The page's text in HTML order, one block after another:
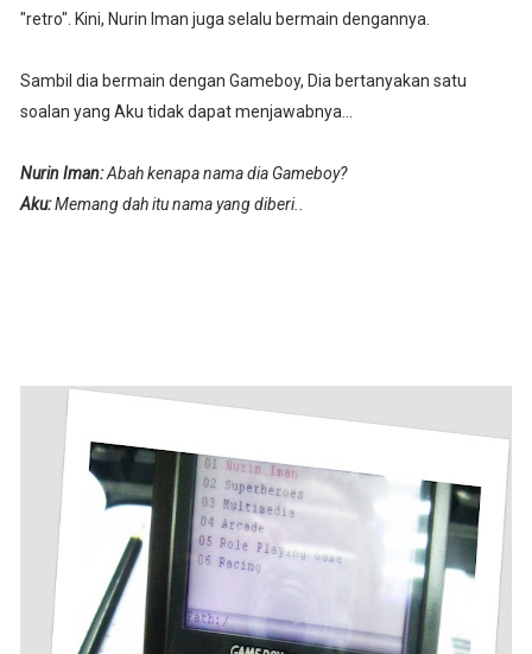
"retro". Kini, Nurin Iman juga selalu bermain dengannya.
Sambil dia bermain dengan Gameboy, Dia bertanyakan satu
soalan yang Aku tidak dapat menjawabnya...
Nurin Iman:Abah kenapa nama dia Gameboy?
Aku:Memang dah itu nama yang diberi..